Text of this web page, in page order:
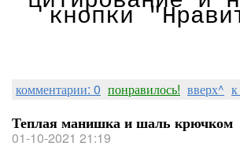
кнопки
комментарии: 0 понравилось! вверх^
Теплая манишка и шаль крючком
01-10-2021 21:19